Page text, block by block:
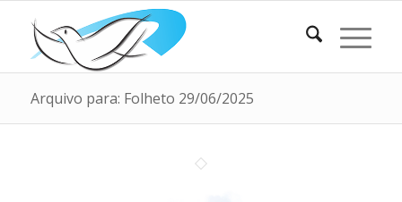
Arquivo para: Folheto 29/06/2025